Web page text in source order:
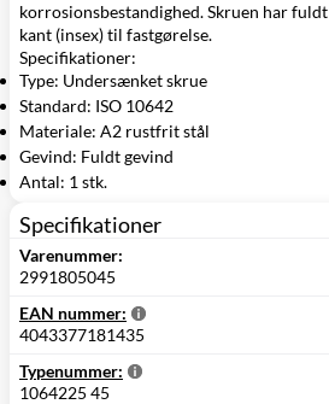
korrosionsbestandighed. Skruen har
kant (insex) til fastgørelse.
Specifikationer:
Type: Undersænket skrue
Standard: ISO 10642
Materiale: A2 rustfrit stål
Gevind: Fuldt gevind
Antal: 1 stk.
Specifikationer
Varenummer:
2991805045
EAN nummer:
4043377181435
Typenummer:
1064225 45